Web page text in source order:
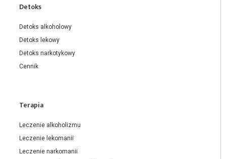
Detoks
Detoks alkoholowy
Detoks lekowy
Detoks narkotykowy
Cennik
Terapia
Leczenie alkoholizmu
Leczenie lekomanii
Leczenie narkomanii